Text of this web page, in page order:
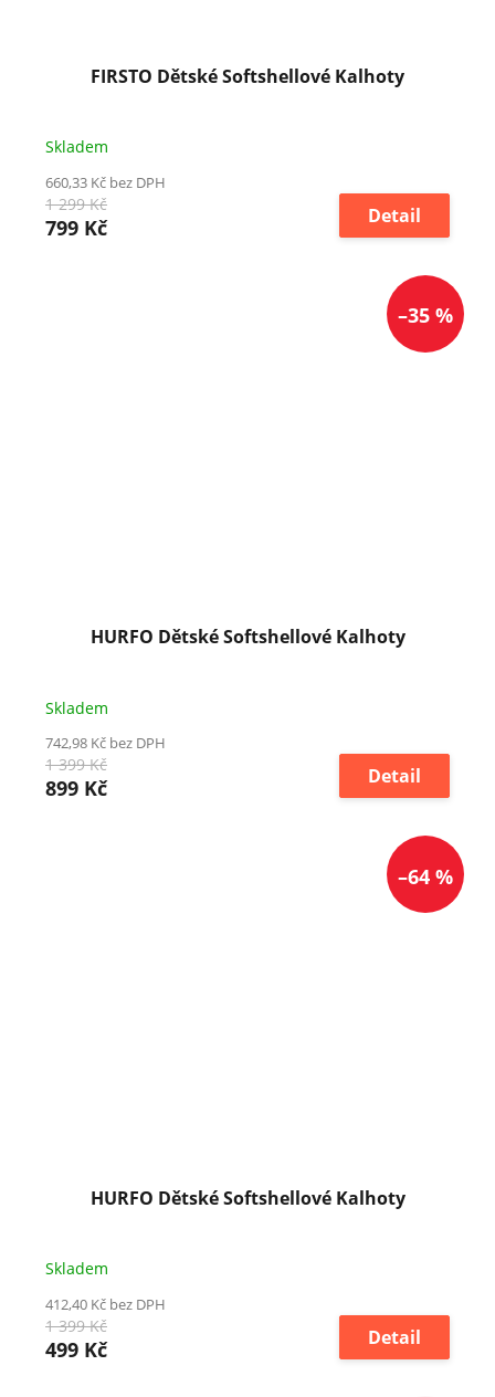
FIRSTO Dětské Softshellové Kalhoty
Skladem
660,33 Kč bez DPH
1 299 Kč
799 Kč Detail
–35 %
HURFO Dětské Softshellové Kalhoty
Skladem
742,98 Kč bez DPH
1 399 Kč
899 Kč Detail
–64 %
HURFO Dětské Softshellové Kalhoty
Skladem
412,40 Kč bez DPH
1 399 Kč
499 Kč Detail